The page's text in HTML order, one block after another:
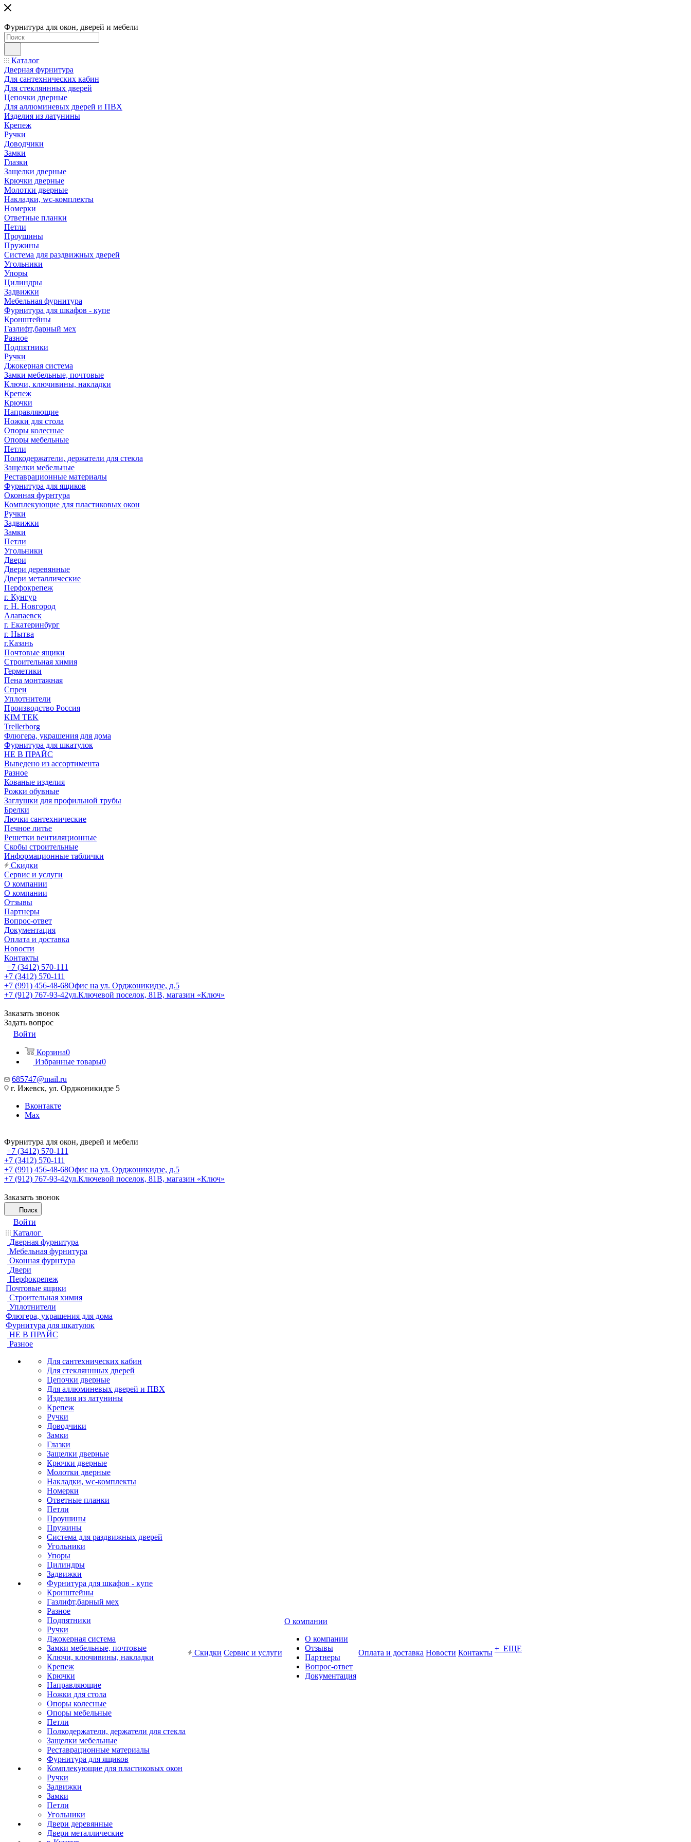
Фурнитура для окон, дверей и мебели
Каталог
Дверная фурнитура
Для сантехнических кабин
Для стекляннных дверей
Цепочки дверные
Для аллюминевых дверей и ПВХ
Изделия из латунины
Крепеж
Ручки
Доводчики
Замки
Глазки
Защелки дверные
Крючки дверные
Молотки дверные
Накладки, wc-комплекты
Номерки
Ответные планки
Петли
Проушины
Пружины
Система для раздвижных дверей
Угольники
Упоры
Цилиндры
Задвижки
Мебельная фурнитура
Фурнитура для шкафов - купе
Кронштейны
Газлифт,барный мех
Разное
Подпятники
Ручки
Джокерная система
Замки мебельные, почтовые
Ключи, ключивины, накладки
Крепеж
Крючки
Направляющие
Ножки для стола
Опоры колесные
Опоры мебельные
Петли
Полкодержатели, держатели для стекла
Защелки мебельные
Реставрационные материалы
Фурнитура для ящиков
Оконная фурнтура
Комплекующие для пластиковых окон
Ручки
Задвижки
Замки
Петли
Угольники
Двери
Двери деревянные
Двери металлические
Перфокрепеж
г. Кунгур
г. Н. Новгород
Алапаевск
г. Екатеринбург
г. Нытва
г.Казань
Почтовые ящики
Строительная химия
Герметики
Пена монтажная
Спреи
Уплотнители
Производство Россия
KIM TEK
Trellerborg
Флюгера, украшения для дома
Фурнитура для шкатулок
НЕ В ПРАЙС
Выведено из ассортимента
Разное
Кованые изделия
Рожки обувные
Заглушки для профильной трубы
Брелки
Лючки сантехнические
Печное литье
Решетки вентиляционные
Скобы строительные
Информационные таблички
Скидки
Сервис и услуги
О компании
О компании
Отзывы
Партнеры
Вопрос-ответ
Документация
Оплата и доставка
Новости
Контакты
+7 (3412) 570-111
+7 (3412) 570-111
+7 (991) 456-48-68Офис на ул. Орджоникидзе, д.5
+7 (912) 767-93-42ул.Ключевой поселок, 81В, магазин «Ключ»
Заказать звонок
Задать вопрос
Войти
Корзина0
Избранные товары0
685747@mail.ru
г. Ижевск, ул. Орджоникидзе 5
Вконтакте
Max
Фурнитура для окон, дверей и мебели
+7 (3412) 570-111
+7 (3412) 570-111
+7 (991) 456-48-68Офис на ул. Орджоникидзе, д.5
+7 (912) 767-93-42ул.Ключевой поселок, 81В, магазин «Ключ»
Заказать звонок
Поиск
Войти
Каталог
Дверная фурнитура
Мебельная фурнитура
Оконная фурнтура
Двери
Перфокрепеж
Почтовые ящики
Строительная химия
Уплотнители
Флюгера, украшения для дома
Фурнитура для шкатулок
НЕ В ПРАЙС
Разное
Для сантехнических кабин
Для стекляннных дверей
Цепочки дверные
Для аллюминевых дверей и ПВХ
Изделия из латунины
Крепеж
Ручки
Доводчики
Замки
Глазки
Защелки дверные
Крючки дверные
Молотки дверные
Накладки, wc-комплекты
Номерки
Ответные планки
Петли
Проушины
Пружины
Система для раздвижных дверей
Угольники
Упоры
Цилиндры
Задвижки
Фурнитура для шкафов - купе
Кронштейны
Газлифт,барный мех
Разное
Подпятники
Ручки
Джокерная система
Замки мебельные, почтовые
Ключи, ключивины, накладки
Крепеж
Крючки
Направляющие
Ножки для стола
Опоры колесные
Опоры мебельные
Петли
Полкодержатели, держатели для стекла
Защелки мебельные
Реставрационные материалы
Фурнитура для ящиков
Комплекующие для пластиковых окон
Ручки
Задвижки
Замки
Петли
Угольники
Двери деревянные
Двери металлические
Скидки Сервис и услуги
О компании
О компании
Отзывы
Партнеры
Вопрос-ответ
Документация
Оплата и доставка Новости Контакты + ЕЩЕ